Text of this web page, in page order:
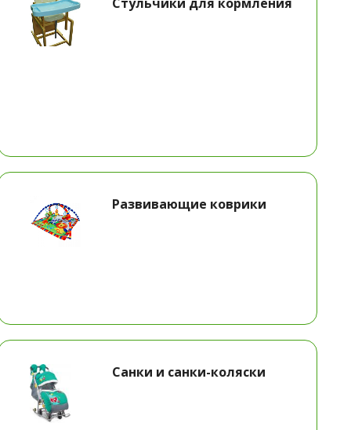
Развивающие коврики
Санки и санки-коляски